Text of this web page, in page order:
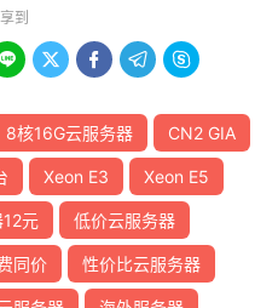
到
    
8核16G云服务器 CN2 GIA
Xeon E3 Xeon E5
元 低价云服务器
同价 性价比云服务器